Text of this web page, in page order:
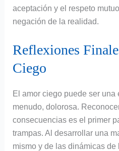
aceptación y el respeto
negación de la realidad.
Reflexiones
Ciego
El amor ciego puede ser una
menudo, dolorosa.
consecuencias es el primer
trampas. Al desarrollar una
mismo y de las dinámicas